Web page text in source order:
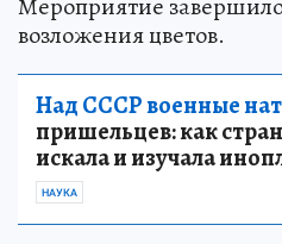
возложения цветов.
Над СССР военные
пришельцев: как
искала и изучала
НАУКА